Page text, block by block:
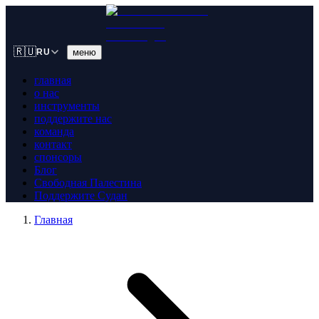
🇷🇺RU меню
главная
о нас
инструменты
поддержите нас
команда
контакт
спонсоры
Блог
Свободная Палестина
Поддержите Судан
Главная